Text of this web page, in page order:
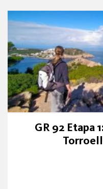
GR 92 Etapa